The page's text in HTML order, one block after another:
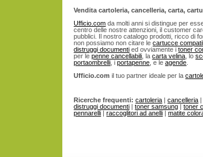
Vendita cartoleria, cancelleria, carta,
Ufficio.com da molti anni si distingue per
centro delle nostre attenzioni, il customer
pubblici. Il nostro catalogo prodotti, ricco di
non possiamo non citare lecartucce
distruggi documenti ed ovviamente itoner
per lepenne cancellabili , lacarta velina , lo
portaombrelli , iportapenne , e leagende
Ufficio.com il tuo partner ideale per la
Ricerche frequenti: cartoleria |cancelleria
distruggi documenti |toner samsung |toner
pennarelli |raccoglitori ad anelli |matite